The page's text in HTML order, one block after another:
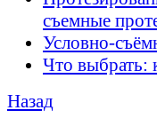
съемные
Условно-
Что выбрать:
Назад